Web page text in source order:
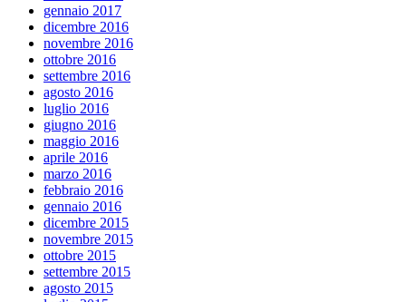
gennaio 2017
dicembre 2016
novembre 2016
ottobre 2016
settembre 2016
agosto 2016
luglio 2016
giugno 2016
maggio 2016
aprile 2016
marzo 2016
febbraio 2016
gennaio 2016
dicembre 2015
novembre 2015
ottobre 2015
settembre 2015
agosto 2015